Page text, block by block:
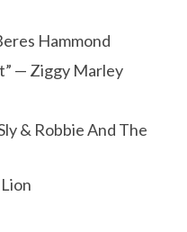
Hammond
— Ziggy Marley
& Robbie And The